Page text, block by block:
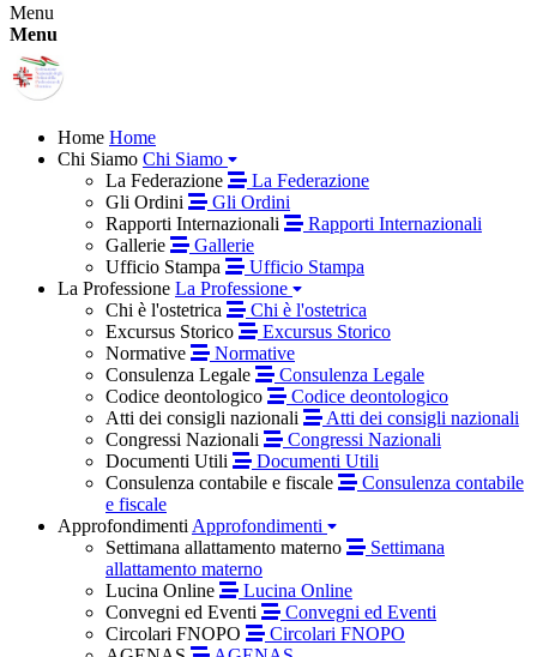
Menu
Menu
Home Home
Chi Siamo Chi Siamo
La Federazione
La Federazione
Gli Ordini
Gli Ordini
Rapporti Internazionali
Rapporti Internazionali
Gallerie
Gallerie
Ufficio Stampa
Ufficio Stampa
La Professione La Professione
Chi è l'ostetrica
Chi è l'ostetrica
Excursus Storico
Excursus Storico
Normative
Normative
Consulenza Legale
Consulenza Legale
Codice deontologico
Codice deontologico
Atti dei consigli nazionali
Atti dei consigli nazionali
Congressi Nazionali
Congressi Nazionali
Documenti Utili
Documenti Utili
Consulenza contabile e fiscale
Consulenza contabile
e fiscale
Approfondimenti Approfondimenti
Settimana allattamento materno
Settimana
allattamento materno
Lucina Online
Lucina Online
Convegni ed Eventi
Convegni ed Eventi
Circolari FNOPO
Circolari FNOPO